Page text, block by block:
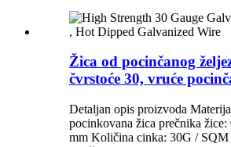
Žica od pocinčanog
čvrstoće 30, vruće
Detaljan opis proizvoda
pocinkovana žica prečnika
mm Količina cinka: 30G /